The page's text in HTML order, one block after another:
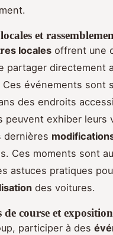
et
locales offrent une
partager directement
Ces événements sont
des endroits
peuvent exhiber leurs
dernières
Ces moments sont
astuces pratiques
des voitures.
de course et exposition
participer à des